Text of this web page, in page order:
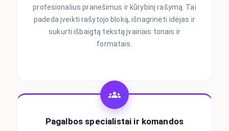
profesionalius pranešimus ir kūrybinį rašymą. Tai
padeda įveikti rašytojo bloką, išnagrinėti idėjas ir
sukurti išbaigtą tekstą įvairiais tonais ir
formatais.
Pagalbos specialistai ir komandos